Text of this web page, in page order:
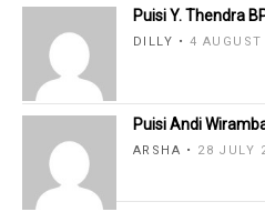
Puisi Y. Thendra
DILLY 4 AUGUST
Puisi Andi
ARSHA 28 JULY